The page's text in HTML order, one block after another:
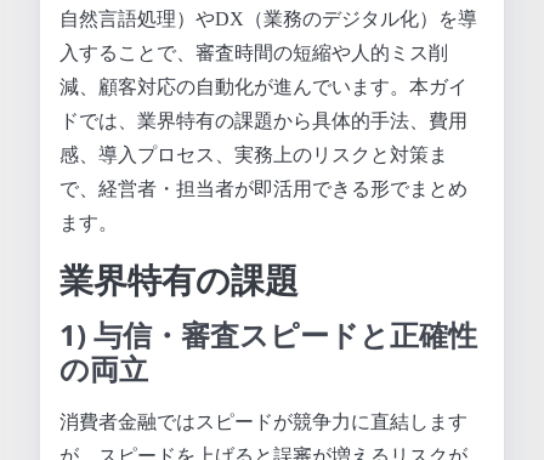
自然言語処理）やDX（業務のデジタル化）を導
入することで、審査時間の短縮や人的ミス削
減、顧客対応の自動化が進んでいます。本ガイ
ドでは、業界特有の課題から具体的手法、費用
感、導入プロセス、実務上のリスクと対策ま
で、経営者・担当者が即活用できる形でまとめ
ます。
業界特有の課題
1) 与信・審査スピードと正確性
の両立
消費者金融ではスピードが競争力に直結します
が、スピードを上げると誤審が増えるリスクが